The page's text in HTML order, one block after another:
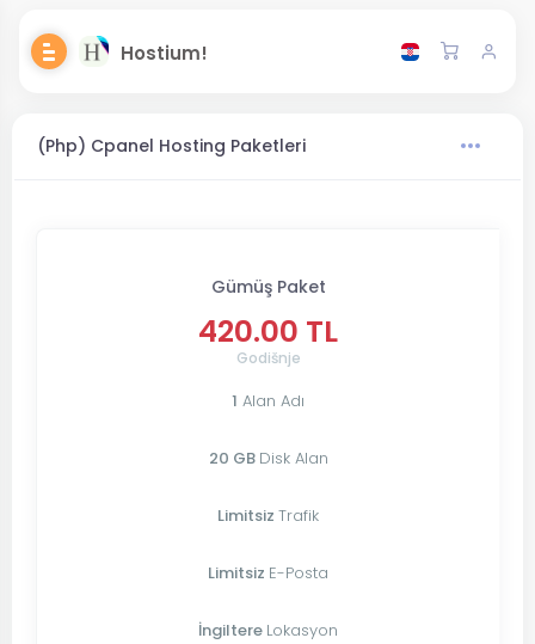
Hostium!
(Php) Cpanel Hosting Paketleri
Gümüş Paket
420.00 TL
Godišnje
1 Alan Adı
20 GB Disk Alan
Limitsiz Trafik
Limitsiz E-Posta
İngiltere Lokasyon